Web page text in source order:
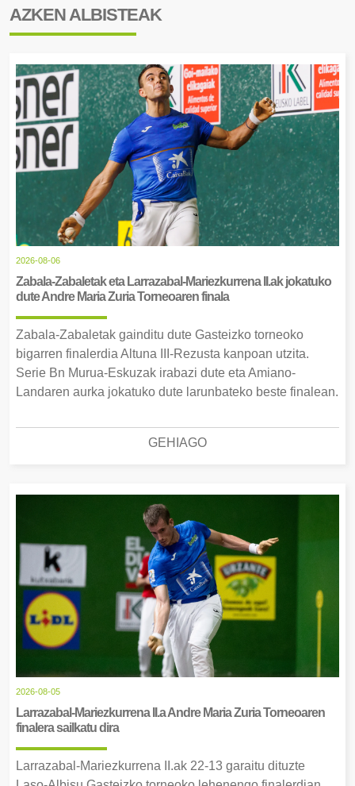
AZKEN ALBISTEAK
2026-08-06
Zabala-Zabaletak eta Larrazabal-Mariezkurrena II.ak jokatuko
dute Andre Maria Zuria Torneoaren finala
Zabala-Zabaletak gainditu dute Gasteizko torneoko
bigarren finalerdia Altuna III-Rezusta kanpoan utzita.
Serie Bn Murua-Eskuzak irabazi dute eta Amiano-
Landaren aurka jokatuko dute larunbateko beste finalean.
GEHIAGO
2026-08-05
Larrazabal-Mariezkurrena II.a Andre Maria Zuria Torneoaren
finalera sailkatu dira
Larrazabal-Mariezkurrena II.ak 22-13 garaitu dituzte